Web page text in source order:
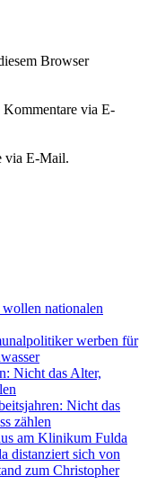
Browser
via E-
via E-Mail.
nationalen
werben für
Nicht das Alter,
Nicht das
zählen
am Klinikum Fulda
distanziert sich von
zum Christopher